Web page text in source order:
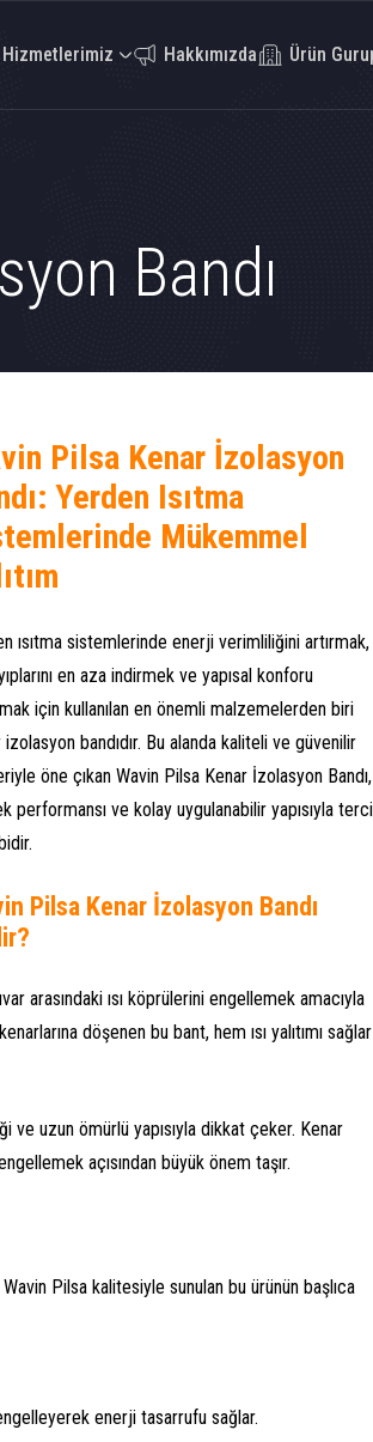
Hizmetlerimiz Hakkımızda Ürün
Bandı
Pilsa Kenar İzolasyon
Yerden Isıtma
Mükemmel
ısıtma sistemlerinde enerji verimliliğini artırmak,
en aza indirmek ve yapısal konforu
için kullanılan en önemli malzemelerden biri
izolasyon bandıdır. Bu alanda kaliteli ve güvenilir
öne çıkan Wavin Pilsa Kenar İzolasyon Bandı,
performansı ve kolay uygulanabilir yapısıyla
Pilsa Kenar İzolasyon Bandı
arasındaki ısı köprülerini engellemek amacıyla
döşenen bu bant, hem ısı yalıtımı sağlar
uzun ömürlü yapısıyla dikkat çeker. Kenar
açısından büyük önem taşır.
Pilsa kalitesiyle sunulan bu ürünün başlıca
enerji tasarrufu sağlar.